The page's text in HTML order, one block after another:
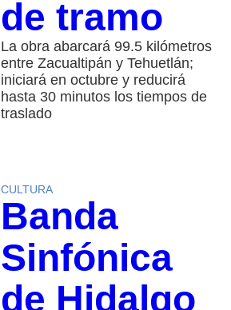
de tramo
La obra abarcará 99.5 kilómetros
entre Zacualtipán y Tehuetlán;
iniciará en octubre y reducirá
hasta 30 minutos los tiempos de
traslado
CULTURA
Banda
Sinfónica
de Hidalgo